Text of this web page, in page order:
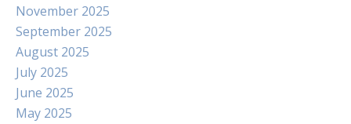
November 2025
September 2025
August 2025
July 2025
June 2025
May 2025